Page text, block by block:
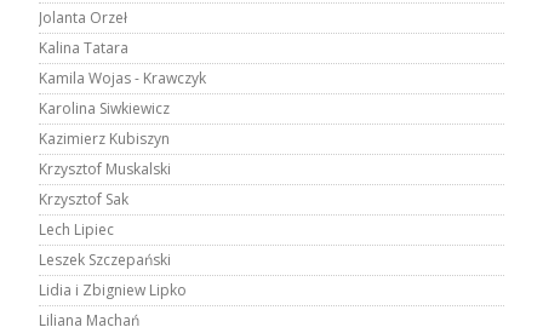
Jolanta Orzeł
Kalina Tatara
Kamila Wojas - Krawczyk
Karolina Siwkiewicz
Kazimierz Kubiszyn
Krzysztof Muskalski
Krzysztof Sak
Lech Lipiec
Leszek Szczepański
Lidia i Zbigniew Lipko
Liliana Machań